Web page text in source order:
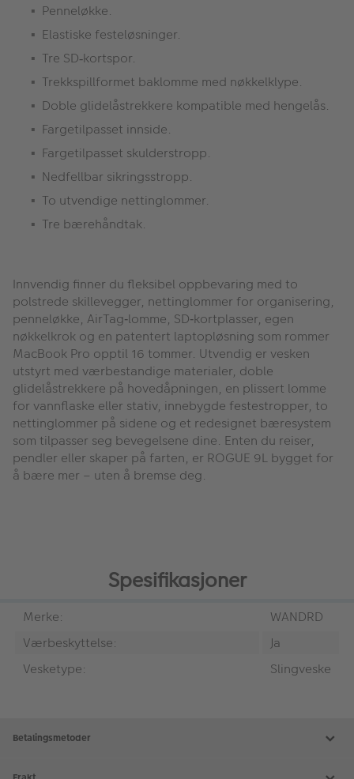
Penneløkke.
Elastiske festeløsninger.
Tre SD‑kortspor.
Trekkspillformet baklomme med nøkkelklype.
Doble glidelåstrekkere kompatible med hengelås.
Fargetilpasset innside.
Fargetilpasset skulderstropp.
Nedfellbar sikringsstropp.
To utvendige nettinglommer.
Tre bærehåndtak.
Innvendig finner du fleksibel oppbevaring med to
polstrede skillevegger, nettinglommer for organisering,
penneløkke, AirTag‑lomme, SD‑kortplasser, egen
nøkkelkrok og en patentert laptopløsning som rommer
MacBook Pro opptil 16 tommer. Utvendig er vesken
utstyrt med værbestandige materialer, doble
glidelåstrekkere på hovedåpningen, en plissert lomme
for vannflaske eller stativ, innebygde festestropper, to
nettinglommer på sidene og et redesignet bæresystem
som tilpasser seg bevegelsene dine. Enten du reiser,
pendler eller skaper på farten, er ROGUE 9L bygget for
å bære mer – uten å bremse deg.
Spesifikasjoner
Merke:
WANDRD
Værbeskyttelse:
Ja
Vesketype:
Slingveske
Betalingsmetoder